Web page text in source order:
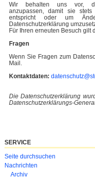
Wir behalten uns vor,
anzupassen, damit sie stets
entspricht oder um
Datenschutzerklärung
Für Ihren erneuten Besuch gilt
Fragen
Wenn Sie Fragen zum
Mail.
Kontaktdaten:
Die Datenschutzerklärung
Datenschutzerklärungs-
SERVICE
Navigation
überspringen
Seite durchsuchen
Nachrichten
Archiv